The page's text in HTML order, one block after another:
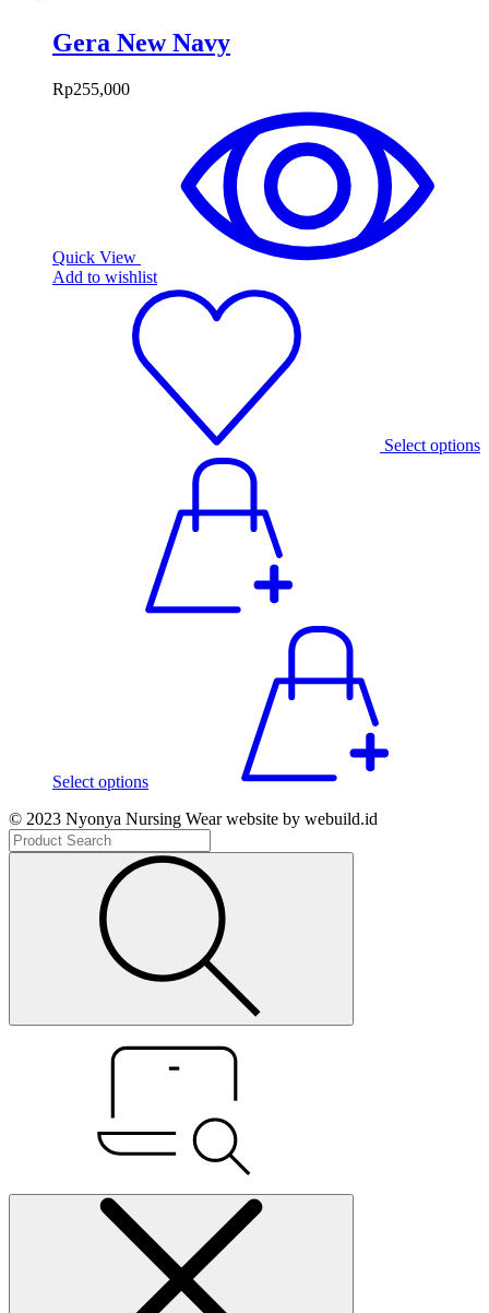
Gera New Navy
Rp255,000
Quick View
Add to wishlist
Select options
Select options
© 2023 Nyonya Nursing Wear website by webuild.id